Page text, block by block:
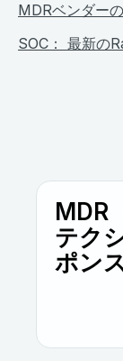
MDRベンダー
SOC： 最新の
MDR
テク
ポン